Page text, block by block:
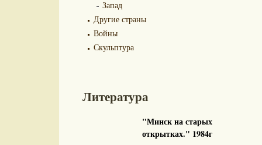
Запад
Другие страны
Войны
Скульптура
Литература
"Минск на старых
открытках." 1984г